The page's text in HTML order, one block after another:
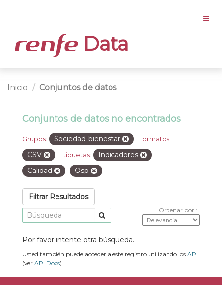
Data
Inicio Conjuntos de datos
Conjuntos de datos no encontrados
Grupos: Sociedad-bienestar Formatos:
CSV Etiquetas:
Indicadores
Calidad
Osp
Filtrar Resultados
Ordenar por
Por favor intente otra búsqueda.
Usted también puede acceder a este registro utilizando los API
(ver API Docs).